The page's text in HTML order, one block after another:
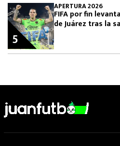
APERTURA 2026
FIFA por fin
de Juárez tras la
5